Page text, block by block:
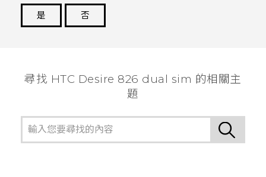
是
否
尋找 HTC Desire 826 dual sim 的相關主
題